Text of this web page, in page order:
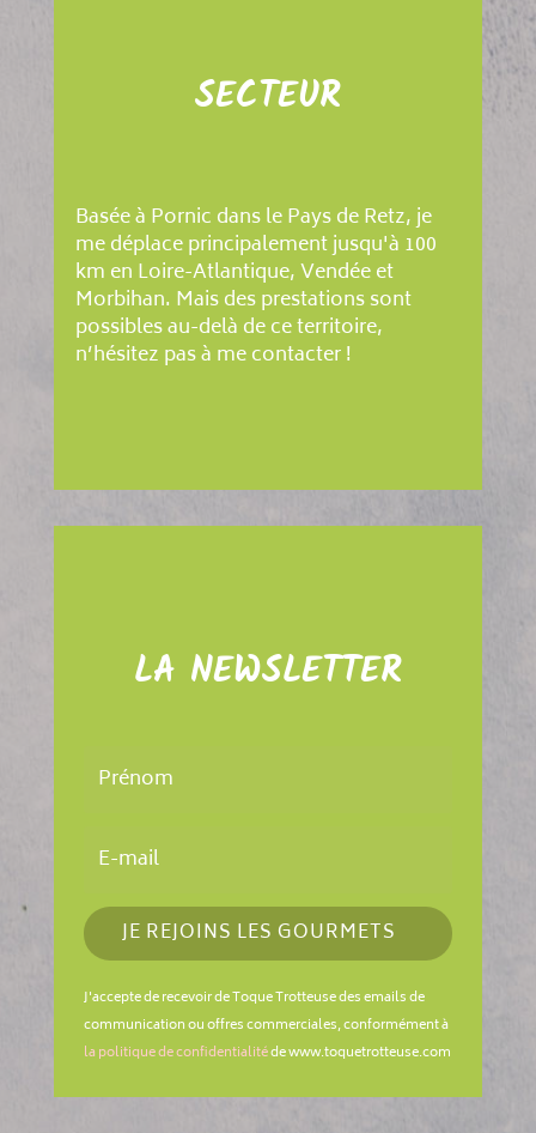
SECTEUR
Basée à Pornic dans le Pays de Retz, je
me déplace principalement jusqu'à 100
km en Loire-Atlantique, Vendée et
Morbihan. Mais des prestations sont
possibles au-delà de ce territoire,
n’hésitez pas à me contacter !
LA NEWSLETTER
JE REJOINS LES GOURMETS
J'accepte de recevoir de Toque Trotteuse des emails de
communication ou offres commerciales, conformément à
la politique de confidentialitéde www.toquetrotteuse.com